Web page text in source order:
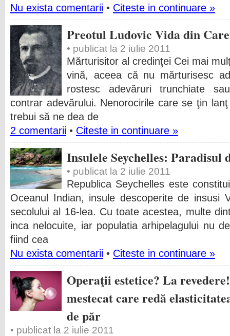
Nu exista comentarii • Citeste in continuare »
Preotul Ludovic Vida din
• publicat la 2 iulie 2011
Mărturisitor al credinţei Cei mai
vină, aceea că nu mărturisesc
rostesc adevăruri trunchiate
contrar adevărului. Nenorocirile care se ţin
trebui să ne dea de
2 comentarii • Citeste in continuare »
Insulele Seychelles: Paradisul
• publicat la 2 iulie 2011
Republica Seychelles este
Oceanul Indian, insule descoperite de insusi
secolului al 16-lea. Cu toate acestea, multe
inca nelocuite, iar populatia arhipelagului nu
fiind cea
Nu exista comentarii • Citeste in continuare »
Operaţii estetice? La
mestecat care redă
de păr
• publicat la 2 iulie 2011